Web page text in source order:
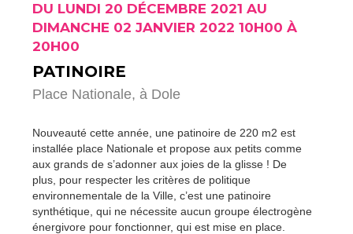
DU LUNDI 20 DÉCEMBRE 2021 AU
DIMANCHE 02 JANVIER 2022 10H00 À
20H00
PATINOIRE
Place Nationale, à Dole
Nouveauté cette année, une patinoire de 220 m2 est
installée place Nationale et propose aux petits comme
aux grands de s’adonner aux joies de la glisse ! De
plus, pour respecter les critères de politique
environnementale de la Ville, c’est une patinoire
synthétique, qui ne nécessite aucun groupe électrogène
énergivore pour fonctionner, qui est mise en place.